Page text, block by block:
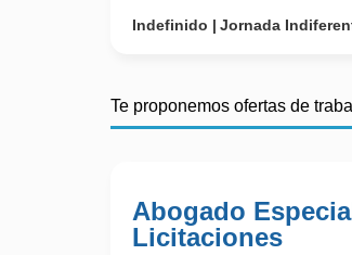
Indefinido
Jornada
Te proponemos ofertas de
Abogado
Licitaciones